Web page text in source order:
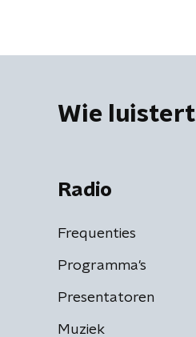
Wie luistert
Radio
Frequenties
Programma's
Presentatoren
Muziek